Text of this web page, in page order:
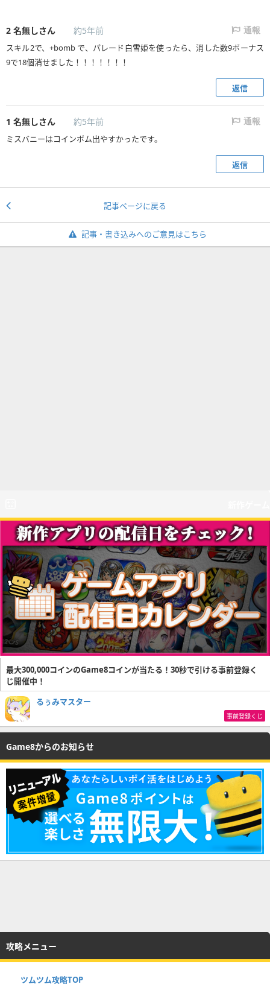
2 名無しさん 約5年前 通報
スキル2で、+bomb で、パレード白雪姫を使ったら、消した数9ボーナス
9で18個消せました！！！！！！！
返信
1 名無しさん 約5年前 通報
ミスバニーはコインボム出やすかったです。
返信
記事ページに戻る
記事・書き込みへのご意見はこちら
最大300,000コインのGame8コインが当たる！30秒で引ける事前登録く
じ開催中！
るぅみマスター
事前登録くじ
Game8からのお知らせ
攻略メニュー
ツムツム攻略TOP